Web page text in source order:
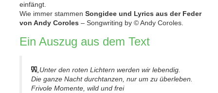
einfängt.
Wie immer stammen Songidee und Lyrics aus der Feder
von Andy Coroles – Songwriting by © Andy Coroles.
Ein Auszug aus dem Text
„Unter den roten Lichtern werden wir lebendig.
Die ganze Nacht durchtanzen, nur um zu überleben.
Frivole Momente, wild und frei